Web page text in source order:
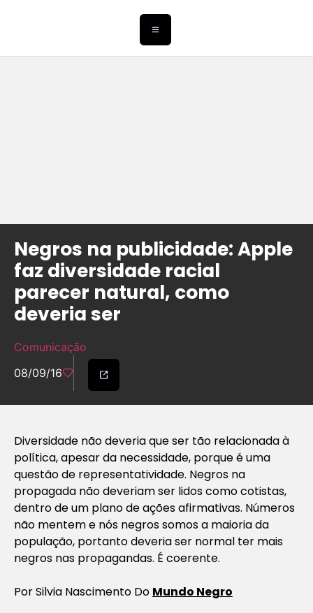
Negros na publicidade: Apple
faz diversidade racial
parecer natural, como
deveria ser
Comunicação
08/09/16
Diversidade não deveria que ser tão relacionada à
política, apesar da necessidade, porque é uma
questão de representatividade. Negros na
propagada não deveriam ser lidos como cotistas,
dentro de um plano de ações afirmativas. Números
não mentem e nós negros somos a maioria da
população, portanto deveria ser normal ter mais
negros nas propagandas. É coerente.
Por Silvia Nascimento Do Mundo Negro